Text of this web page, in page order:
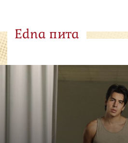
Edna пита